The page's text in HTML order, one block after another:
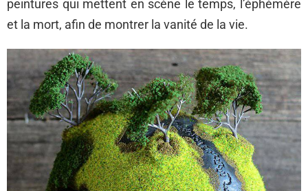
peintures qui mettent en scène le temps, l’éphémère
et la mort, afin de montrer la vanité de la vie.